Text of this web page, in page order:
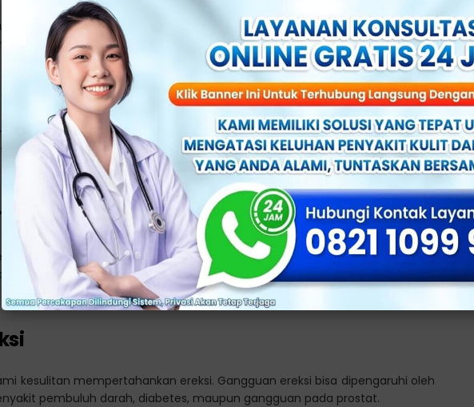
kemih masih penuh, meskipun telah selesai berkemih. Keluhan ini bisa
kualitas hidup apabila tidak tertangani.
Terbakar saat Buang Air Kecil
bisa mengalami rasa nyeri atau terbakar saat berkemih. Namun, gejala ini
saluran kemih atau prostatitis sehingga tidak bisa dijadikan tanda pasti
atau Air Mani
(hematuria) atau air mani (hematospermia), merupakan gejala yang tidak
tidak selalu kanker, kondisi ini memerlukan pemeriksaan lebih
kesulitan mempertahankan ereksi. Gangguan ereksi bisa dipengaruhi oleh
pembuluh darah, diabetes, maupun gangguan pada prostat.